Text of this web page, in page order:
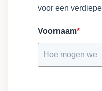
voor een
Voornaam*